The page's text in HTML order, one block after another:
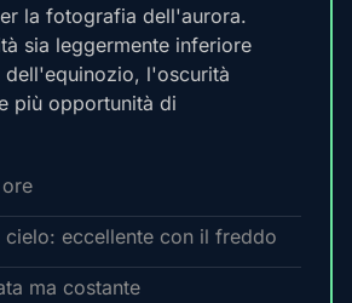
la fotografia dell'aurora.
sia leggermente inferiore
dell'equinozio, l'oscurità
più opportunità di
cielo: eccellente con il freddo
ma costante